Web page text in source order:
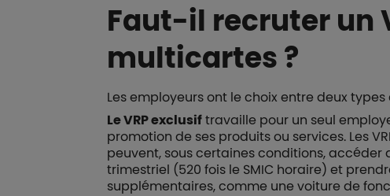
Faut-il recruter un
multicartes ?
Les employeurs ont le choix entre deux
Le VRP exclusiftravaille pour un seul
promotion de ses produits ou services. Les
peuvent, sous certaines conditions,
trimestriel (520 fois le SMIC horaire) et
supplémentaires, comme une voiture de